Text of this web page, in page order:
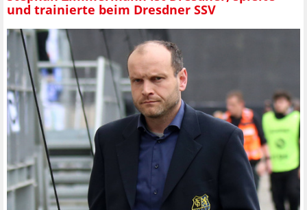
und trainierte beim Dresdner SSV